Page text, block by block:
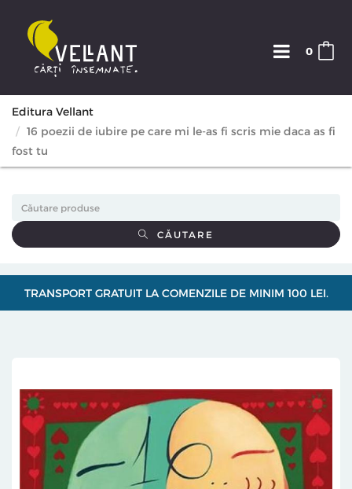
0
Editura Vellant
16 poezii de iubire pe care mi le-as fi scris mie daca as fi
fost tu
CĂUTARE
TRANSPORT GRATUIT LA COMENZILE DE MINIM 100 LEI.